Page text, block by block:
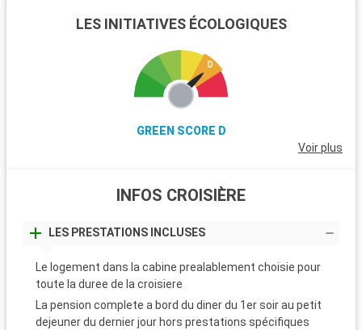
LES INITIATIVES ÉCOLOGIQUES
GREEN SCORE D
Voir plus
INFOS CROISIÈRE
LES PRESTATIONS INCLUSES
Le logement dans la cabine prealablement choisie pour
toute la duree de la croisiere
La pension complete a bord du diner du 1er soir au petit
dejeuner du dernier jour hors prestations spécifiques